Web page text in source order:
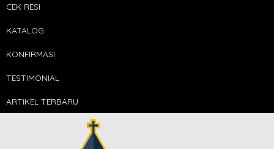
CEK RESI
KATALOG
KONFIRMASI
TESTIMONIAL
ARTIKEL TERBARU